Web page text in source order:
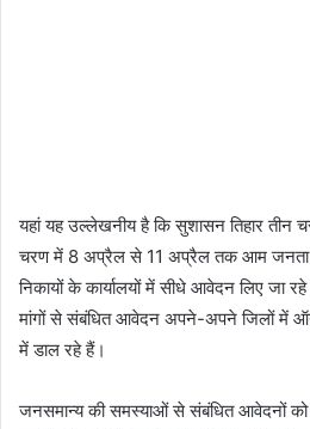
यहां यह उल्लेखनीय है कि सुशासन तिहार तीन
चरण में 8 अप्रैल से 11 अप्रैल तक आम जनता से
निकायों के कार्यालयों में सीधे आवेदन लिए जा
मांगों से संबंधित आवेदन अपने-अपने जिलों में
में डाल रहे हैं।
जनसमान्य की समस्याओं से संबंधित आवेदनों को